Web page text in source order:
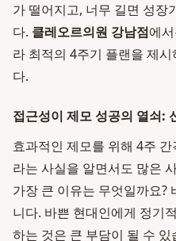
가 떨어지고, 너무 길면 성장
다. 클레오르의원 강남점에
라 최적의 4주기 플랜을 제
다.
접근성이 제모 성공의 열쇠:
효과적인 제모를 위해 4주
라는 사실을 알면서도 많은
가장 큰 이유는 무엇일까요?
니다. 바쁜 현대인에게 정기
하는 것은 큰 부담이 될 수